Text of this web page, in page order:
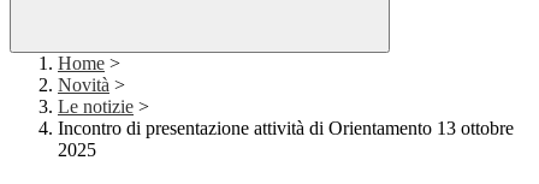
Home >
Novità >
Le notizie >
Incontro di presentazione attività di Orientamento 13 ottobre
2025